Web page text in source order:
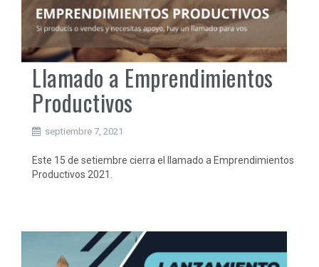
Llamado a Emprendimientos
Productivos
septiembre 7, 2021
Este 15 de setiembre cierra el llamado a Emprendimientos
Productivos 2021.